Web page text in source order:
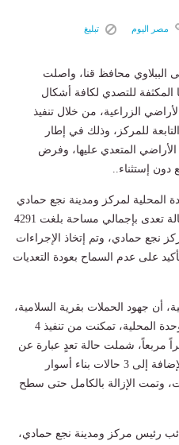
مصر اليوم تبليغ
الببلاوي محافظ قنا، واصلت
المكثفة للتصدي لكافة أشكال
الزراعية، من خلال تنفيذ
للمركز، وذلك في إطار
المتعدي عليها، وفرض
دون إستثناء..
لمركز ومدينة نجع حمادي
بحملة مكبرة أسفرت عن إزالة 17 حالة تعدى بإجمالي مساحة بلغت 4291
نجع حمادي، وتم إتخاذ الإجراءات
على عدم السماح بعودة التعديات
أن جهود الحملات بقرية السلامية،
وتحت إشراف عماد محمود رئيس الوحدة المحلية، تمكنت من تنفيذ 4
إزالة بإجمالي مساحة 1575 متراً مربعاً، شملت حالة تعدٍ عبارة عن
سور من الشبك والزوايا الحديدية، بالإضافة إلى 3 حالات بناء أسوار
وتمت الإزالة بالكامل حتى سطح
رئيس مركز ومدينة نجع حمادي،